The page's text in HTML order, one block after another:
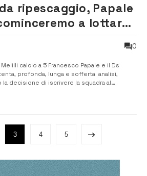
ripescaggio, Papale
a lottare
0
calcio a 5 Francesco Papale e il Ds
profonda, lunga e sofferta analisi,
la decisione di iscrivere la squadra al
A1. [/] Dopo i fatti successi in [&hellip...
3 4 5